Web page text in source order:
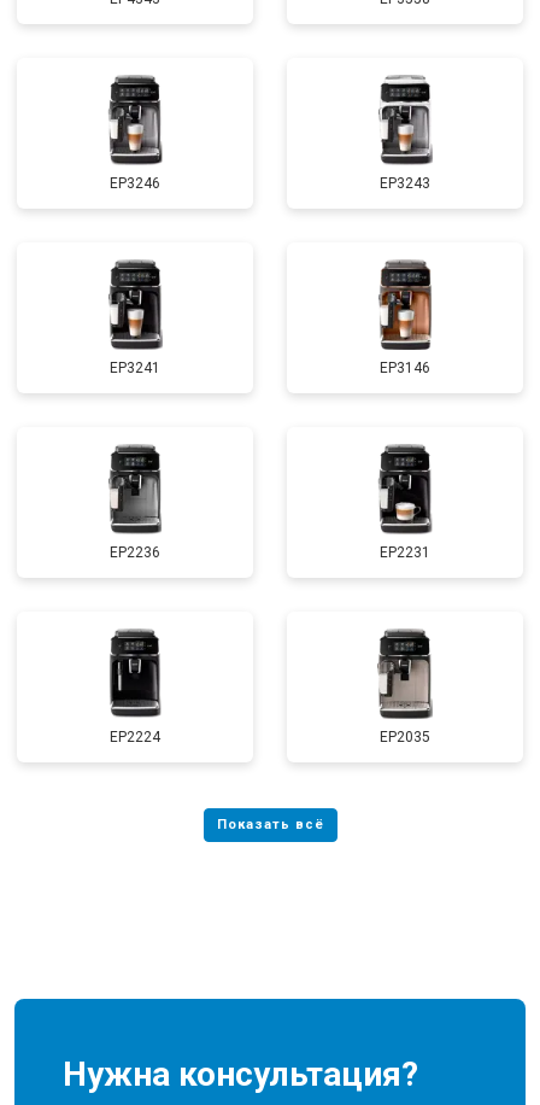
EP3246 EP3243
EP3241 EP3146
EP2236 EP2231
EP2224 EP2035
Нужна консультация?